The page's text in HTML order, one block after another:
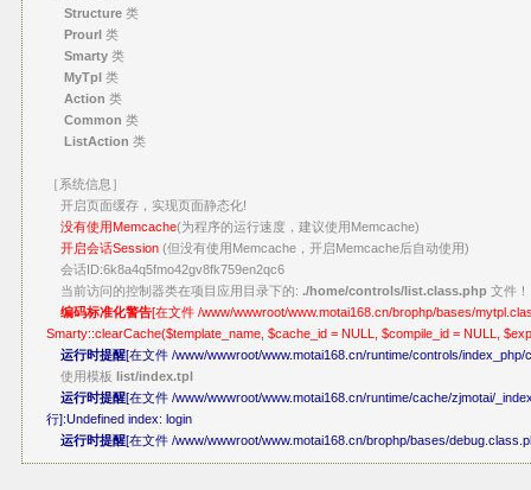
Structure 类
Prourl 类
Smarty 类
MyTpl 类
Action 类
Common 类
ListAction 类
［系统信息］
开启页面缓存，实现页面静态化!
没有使用Memcache(为程序的运行速度，建议使用Memcache)
开启会话Session (但没有使用Memcache，开启Memcache后自动使用)
会话ID:6k8a4q5fmo42gv8fk759en2qc6
当前访问的控制器类在项目应用目录下的: ./home/controls/list.class.php 文件！
编码标准化警告[在文件 /www/wwwroot/www.motai168.cn/brophp/bases/
Smarty::clearCache($template_name, $cache_id = NULL, $compile_id = NULL,
运行时提醒[在文件 /www/wwwroot/www.motai168.cn/runtime/controls/
使用模板 list/index.tpl
运行时提醒[在文件 /www/wwwroot/www.motai168.cn/runtime/cache/zjmotai/
行]:Undefined index: login
运行时提醒[在文件 /www/wwwroot/www.motai168.cn/brophp/bases/